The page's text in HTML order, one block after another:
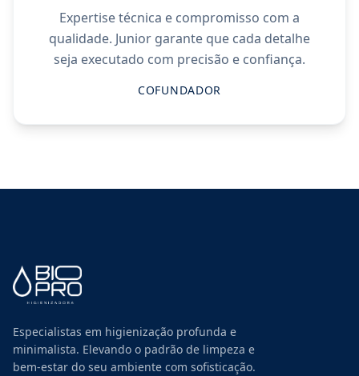
Expertise técnica e compromisso com a
qualidade. Junior garante que cada detalhe
seja executado com precisão e confiança.
COFUNDADOR
Especialistas em higienização profunda e
minimalista. Elevando o padrão de limpeza e
bem-estar do seu ambiente com sofisticação.